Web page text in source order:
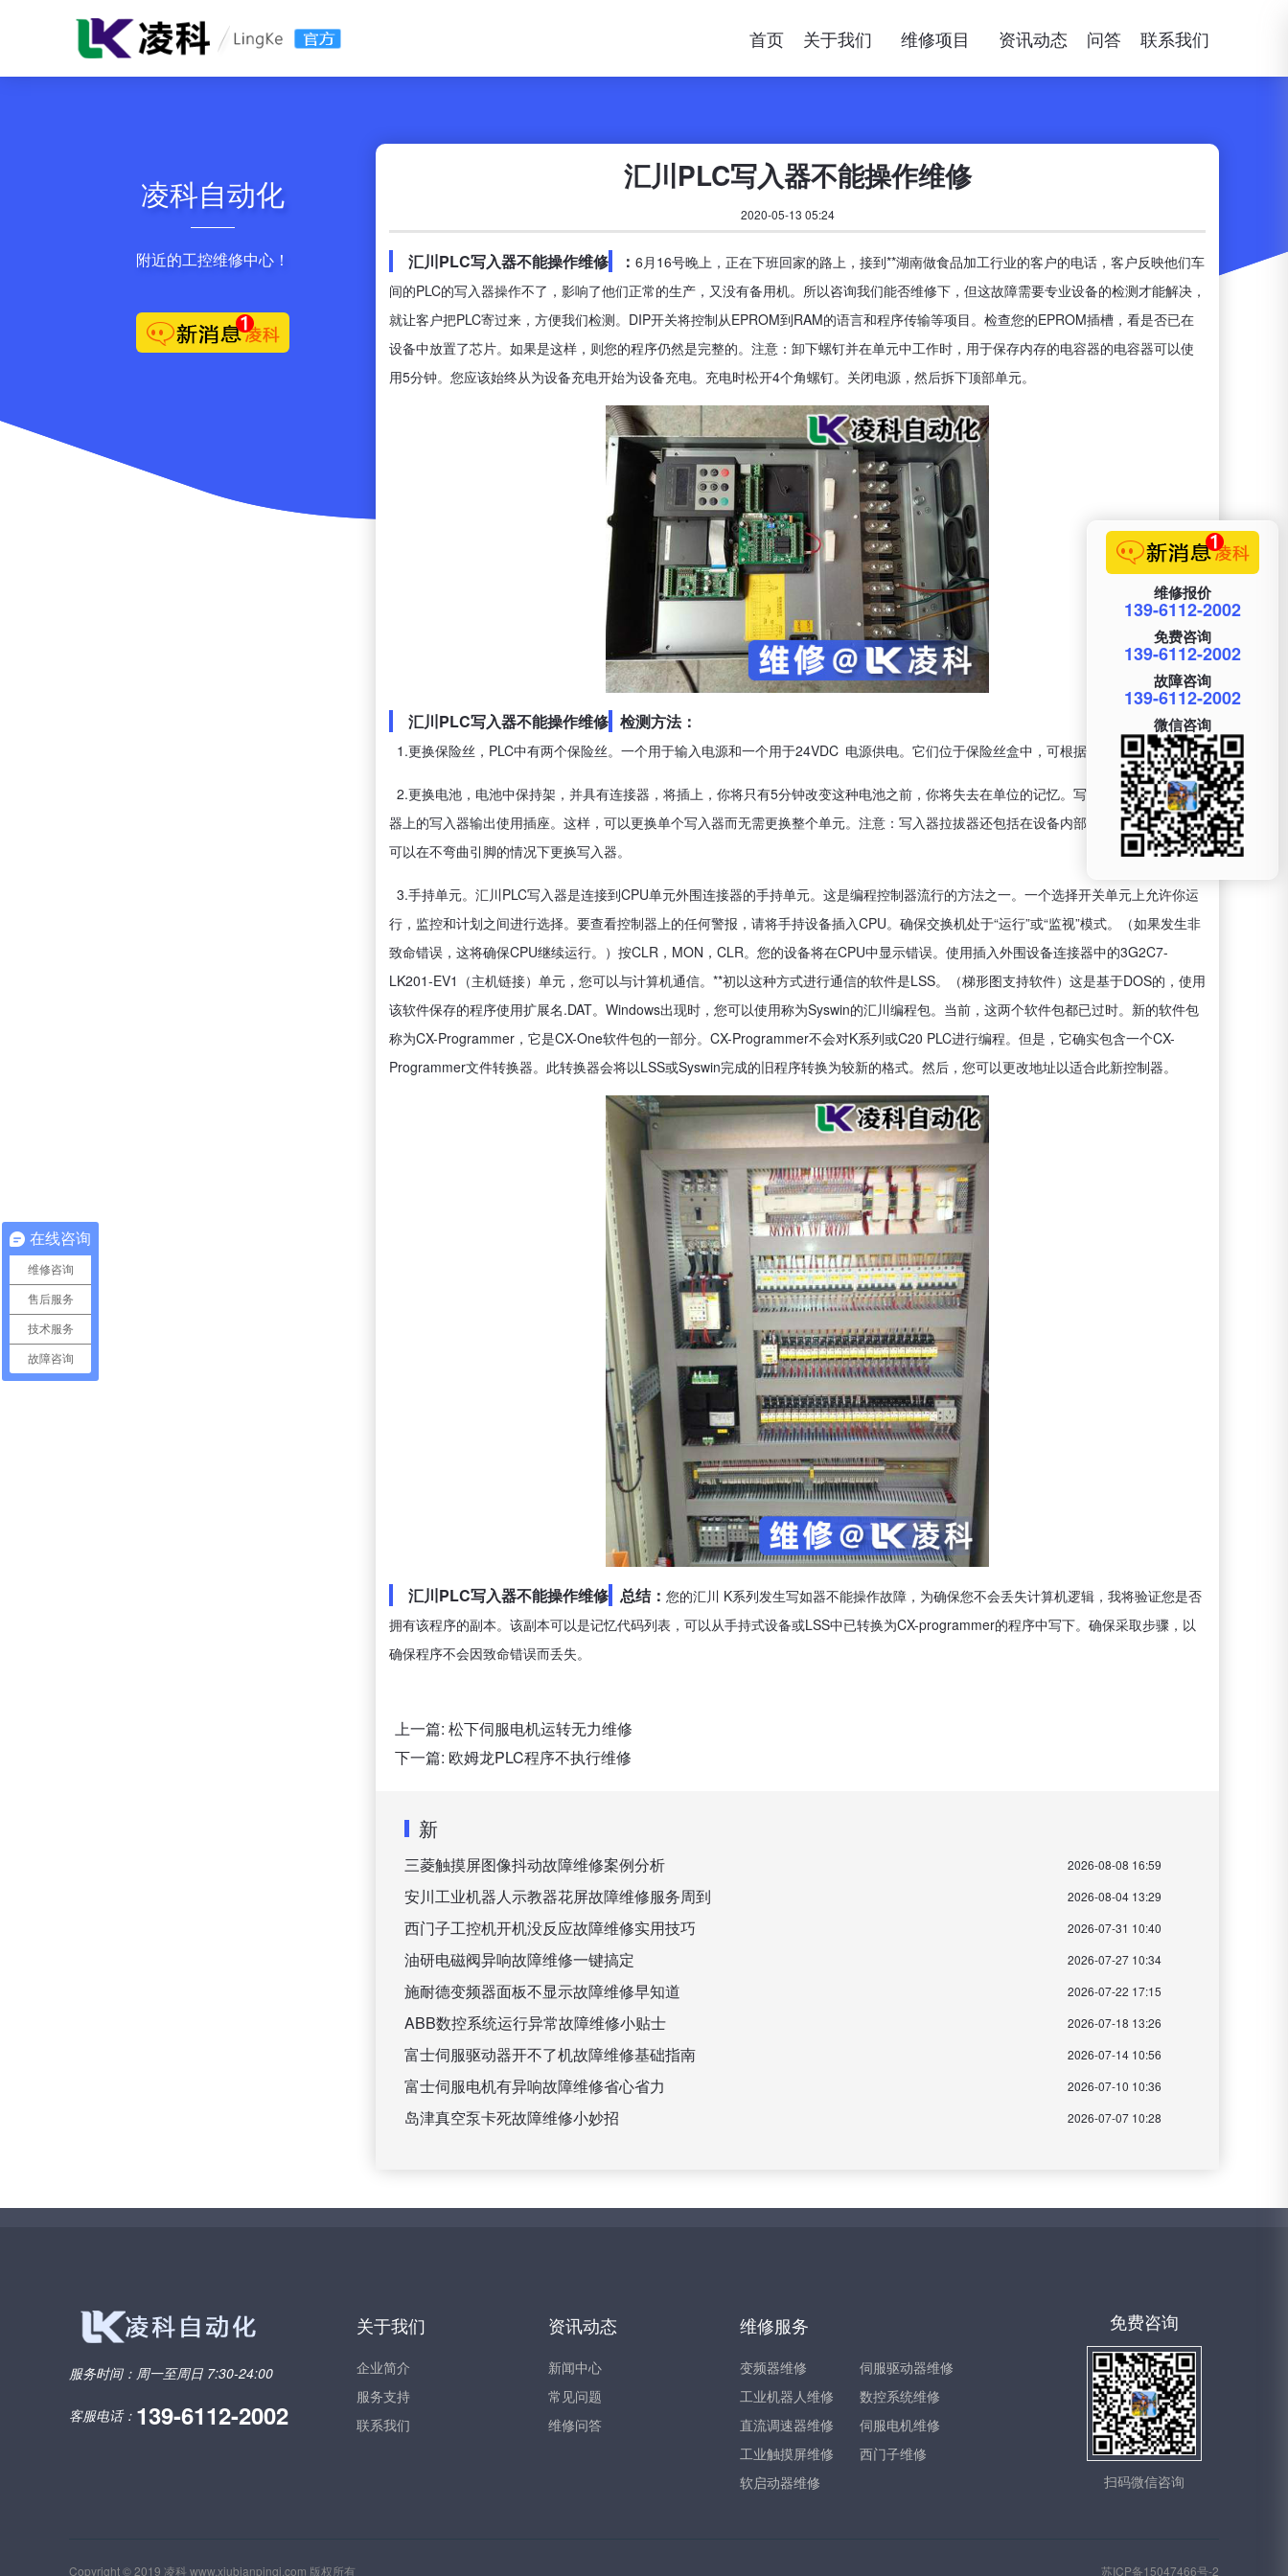
首页 关于我们 维修项目 资讯动态 问答 联系我们
凌科自动化
附近的工控维修中心！
汇川PLC写入器不能操作维修
2020-05-13 05:24
汇川PLC写入器不能操作维修 ： 6月16号晚上，正在下班回家的路上，接到**湖南做食品加工行业的客户的电话，客户反映他们车
间的PLC的写入器操作不了，影响了他们正常的生产，又没有备用机。所以咨询我们能否维修下，但这故障需要专业设备的检测才能解决，
就让客户把PLC寄过来，方便我们检测。DIP开关将控制从EPROM到RAM的语言和程序传输等项目。检查您的EPROM插槽，看是否已在
设备中放置了芯片。如果是这样，则您的程序仍然是完整的。注意：卸下螺钉并在单元中工作时，用于保存内存的电容器的电容器可以使
用5分钟。您应该始终从为设备充电开始为设备充电。充电时松开4个角螺钉。关闭电源，然后拆下顶部单元。
汇川PLC写入器不能操作维修 检测方法：
1.更换保险丝，PLC中有两个保险丝。一个用于输入电源和一个用于24VDC 电源供电。它们位于保险丝盒中，可根据需要进行更换。
2.更换电池， 电池中保持架，并具有连接器，将插上，你将只有5分钟改变这种电池之前，你将失去在单位的记忆。写入器更改这些控制
器上的写入器输出使用插座。这样，可以更换单个写入器而无需更换整个单元。注意：写入器拉拔器还包括在设备内部的右侧。这样您就
可以在不弯曲引脚的情况下更换写入器。
3.手持单元。汇川PLC写入器是连接到CPU单元外围连接器的手持单元。这是编程控制器流行的方法之一。一个选择开关单元上允许你运
行，监控和计划之间进行选择。要查看控制器上的任何警报，请将手持设备插入CPU。确保交换机处于“运行”或“监视”模式。（如果发生非
致命错误，这将确保CPU继续运行。）按CLR，MON，CLR。您的设备将在CPU中显示错误。使用插入外围设备连接器中的3G2C7-
LK201-EV1（主机链接）单元，您可以与计算机通信。**初以这种方式进行通信的软件是LSS。（梯形图支持软件）这是基于DOS的，使用
该软件保存的程序使用扩展名.DAT。Windows出现时，您可以使用称为Syswin的汇川编程包。当前，这两个软件包都已过时。新的软件包
称为CX-Programmer，它是CX-One软件包的一部分。CX-Programmer不会对K系列或C20 PLC进行编程。但是，它确实包含一个CX-
Programmer文件转换器。此转换器会将以LSS或Syswin完成的旧程序转换为较新的格式。然后，您可以更改地址以适合此新控制器。
汇川PLC写入器不能操作维修 总结： 您的汇川 K系列发生写如器不能操作故障，为确保您不会丢失计算机逻辑，我将验证您是否
拥有该程序的副本。该副本可以是记忆代码列表，可以从手持式设备或LSS中已转换为CX-programmer的程序中写下。确保采取步骤，以
确保程序不会因致命错误而丢失。
上一篇: 松下伺服电机运转无力维修
下一篇: 欧姆龙PLC程序不执行维修
新
三菱触摸屏图像抖动故障维修案例分析 2026-08-08 16:59
安川工业机器人示教器花屏故障维修服务周到 2026-08-04 13:29
西门子工控机开机没反应故障维修实用技巧 2026-07-31 10:40
油研电磁阀异响故障维修一键搞定 2026-07-27 10:34
施耐德变频器面板不显示故障维修早知道 2026-07-22 17:15
ABB数控系统运行异常故障维修小贴士 2026-07-18 13:26
富士伺服驱动器开不了机故障维修基础指南 2026-07-14 10:56
富士伺服电机有异响故障维修省心省力 2026-07-10 10:36
岛津真空泵卡死故障维修小妙招 2026-07-07 10:28
服务时间： 周一至周日 7:30-24:00
客服电话： 139-6112-2002
关于我们
企业简介
服务支持
联系我们
资讯动态
新闻中心
常见问题
维修问答
维修服务
变频器维修
伺服驱动器维修
工业机器人维修
数控系统维修
直流调速器维修
伺服电机维修
工业触摸屏维修
西门子维修
软启动器维修
免费咨询
扫码微信咨询
Copyright © 2019 凌科www.xiubianpinqi.com 版权所有 苏ICP备15047466号-2
维修报价
139-6112-2002
免费咨询
139-6112-2002
故障咨询
139-6112-2002
微信咨询
在线咨询
维修咨询
售后服务
技术服务
故障咨询